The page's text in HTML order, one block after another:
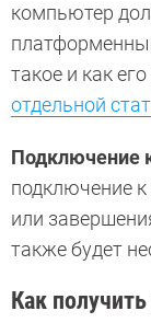
компьютер
такое и как
отдельной
Подключение
подключение к
или
также будет
Как